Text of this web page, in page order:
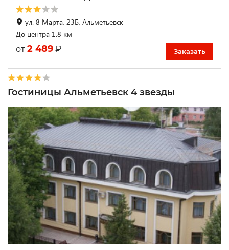
ул. 8 Марта, 23Б, Альметьевск
До центра 1.8 км
от 2 489 ₽ Заказать
Гостиницы Альметьевск 4 звезды